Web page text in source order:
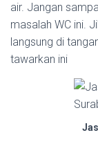
air. Jangan
masalah WC ini.
langsung di
tawarkan ini